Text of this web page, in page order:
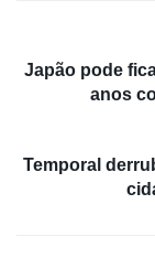
Japão pode
anos
Temporal